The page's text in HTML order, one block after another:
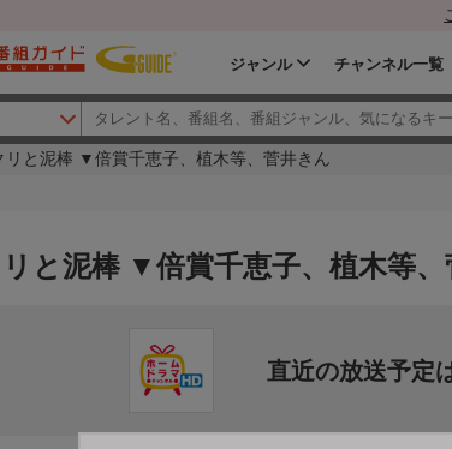
ジャンル チャンネル一覧
リと泥棒 ▼倍賞千恵子、植木等、菅井きん
と泥棒 ▼倍賞千恵子、植木等、
直近の放送予定